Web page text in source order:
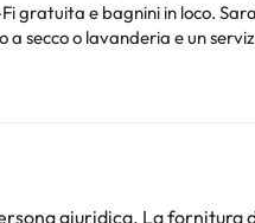
gratuita e bagnini in loco.
a secco o lavanderia e un
gratuito. Quando vuoi
preferito al bar/lounge o
pagati. Puoi controllare
giuridica. La